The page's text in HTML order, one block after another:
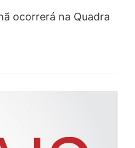
ocorrerá na Quadra